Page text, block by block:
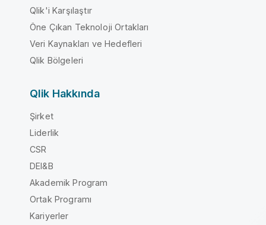
Qlik'i Karşılaştır
Öne Çıkan Teknoloji Ortakları
Veri Kaynakları ve Hedefleri
Qlik Bölgeleri
Qlik Hakkında
Şirket
Liderlik
CSR
DEI&B
Akademik Program
Ortak Programı
Kariyerler